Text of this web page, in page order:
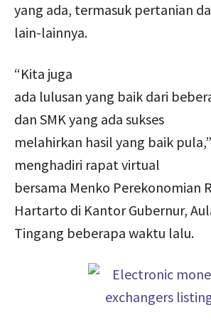
yang ada, termasuk pertanian
lain-lainnya.
“Kita juga
ada lulusan yang baik dari
dan SMK yang ada sukses
melahirkan hasil yang baik
menghadiri rapat virtual
bersama Menko Perekonomian
Hartarto di Kantor Gubernur,
Tingang beberapa waktu lalu.